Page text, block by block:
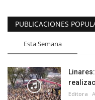
PUBLICACIONES
Esta Semana
Editora